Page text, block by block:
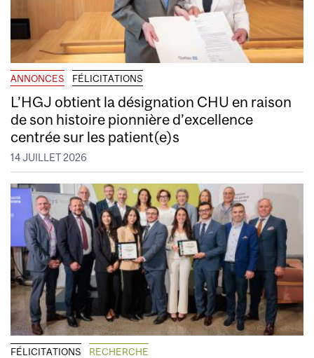
ANNONCES FÉLICITATIONS
L’HGJ obtient la désignation CHU en raison
de son histoire pionnière d’excellence
centrée sur les patient(e)s
14 JUILLET 2026
FÉLICITATIONS RECHERCHE